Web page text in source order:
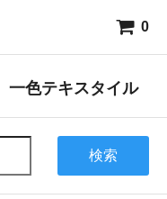
0
色テキスタイル
検索